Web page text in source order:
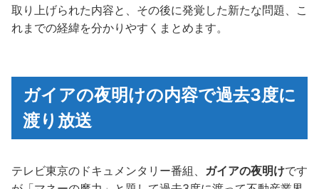
取り上げられた内容と、その後に発覚した新たな問題、こ
れまでの経緯を分かりやすくまとめます。
ガイアの夜明けの内容で過去3度に
渡り放送
テレビ東京のドキュメンタリー番組、 ガイアの夜明けです